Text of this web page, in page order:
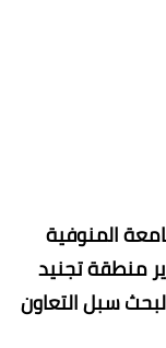
المنوفية
منطقة تجنيد
سبل التعاون